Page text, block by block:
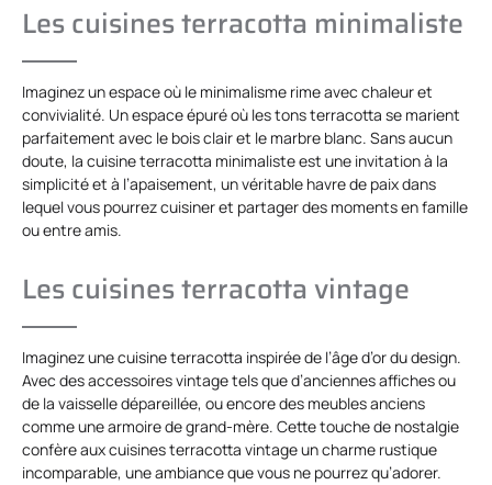
Les cuisines terracotta minimaliste
Imaginez un espace où le minimalisme rime avec chaleur et
convivialité. Un espace épuré où les tons terracotta se marient
parfaitement avec le bois clair et le marbre blanc. Sans aucun
doute, la cuisine terracotta minimaliste est une invitation à la
simplicité et à l’apaisement, un véritable havre de paix dans
lequel vous pourrez cuisiner et partager des moments en famille
ou entre amis.
Les cuisines terracotta vintage
Imaginez une cuisine terracotta inspirée de l’âge d’or du design.
Avec des accessoires vintage tels que d’anciennes affiches ou
de la vaisselle dépareillée, ou encore des meubles anciens
comme une armoire de grand-mère. Cette touche de nostalgie
confère aux cuisines terracotta vintage un charme rustique
incomparable, une ambiance que vous ne pourrez qu’adorer.